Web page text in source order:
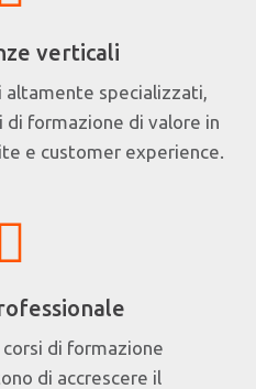
verticali
specializzati,
formazione di valore in
e customer experience.
di formazione
di accrescere il